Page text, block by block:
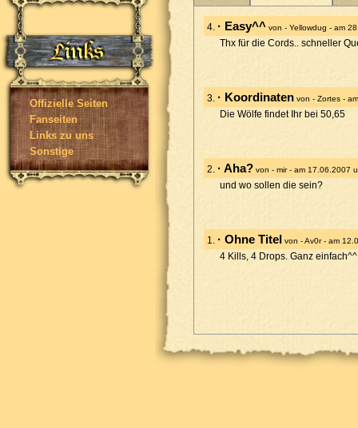
Offizielle Seiten
Fanseiten
Links zu uns
Sonstige
4. · Easy^^ von - Yellowdug - am
Thx für die Cords.. schneller
3. · Koordinaten von - Zortes -
Die Wölfe findet Ihr bei 50,65
2. · Aha? von - mir - am 17.06.2007
und wo sollen die sein?
1. · Ohne Titel von - Av0r - am
4 Kills, 4 Drops. Ganz einfach^^